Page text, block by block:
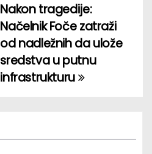
Nakon tragedije:
Načelnik Foče zatraži
od nadležnih da ulože
sredstva u putnu
infrastrukturu